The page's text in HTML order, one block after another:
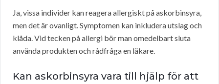
Ja, vissa individer kan reagera allergiskt på askorbinsyra,
men det är ovanligt. Symptomen kan inkludera utslag och
klåda. Vid tecken på allergi bör man omedelbart sluta
använda produkten och rådfråga en läkare.
Kan askorbinsyra vara till hjälp för att